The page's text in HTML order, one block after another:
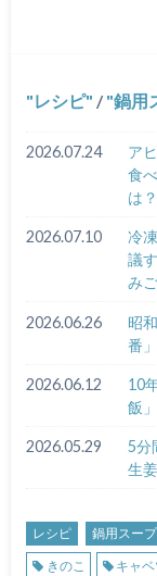
レシピ / 鍋用
2026.07.24
ア
食
は
2026.07.10
冷
議
みご
2026.06.26
昭
番
2026.06.12
10
飯
2026.05.29
5分
生
レシピ
鍋用スー
きのこ
キャベ